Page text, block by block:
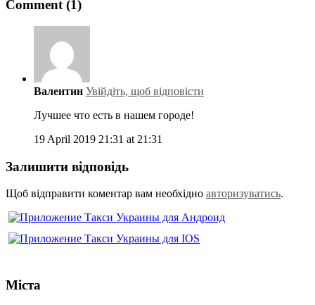
Comment (1)
Валентин Увійдіть, щоб відповісти
Лучшее что есть в нашем городе!
19 April 2019 21:31 at 21:31
Залишити відповідь
Щоб відправити коментар вам необхідно авторизуватись.
Міста